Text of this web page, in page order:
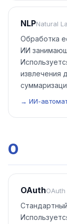
NLPNatural
Обработка
ИИ
извлечения
→ ИИ-
O
OAuthOAuth